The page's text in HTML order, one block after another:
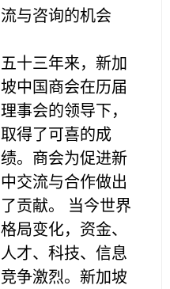
流与咨询的机会
五十三年来，新加
坡中国商会在历届
理事会的领导下，
取得了可喜的成
绩。商会为促进新
中交流与合作做出
了贡献。 当今世界
格局变化，资金、
人才、科技、信息
竞争激烈。新加坡